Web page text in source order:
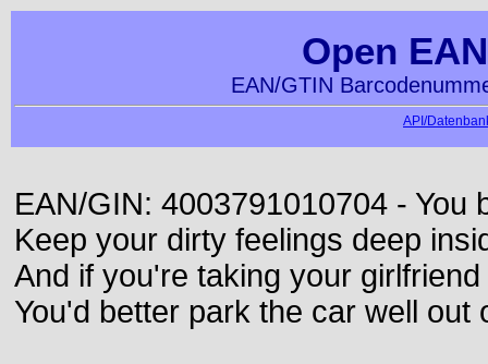
Open
EAN/GTIN
API/
EAN/GIN: 4003791010704 - You
Keep your dirty feelings deep
And if you're taking your
You'd better park the car well out